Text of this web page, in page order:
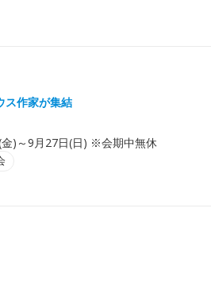
ス作家が集結
)～9月27日(日) ※会期中無休